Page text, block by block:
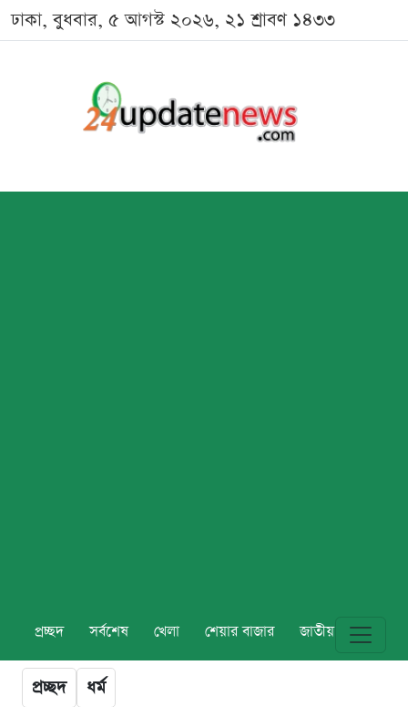
ঢাকা, বুধবার, ৫ আগস্ট ২০২৬, ২১ শ্রাবণ ১৪৩৩
প্রচ্ছদ সর্বশেষ খেলা শেয়ার বাজার জাতীয় বিশ্ব
প্রচ্ছদ ধর্ম